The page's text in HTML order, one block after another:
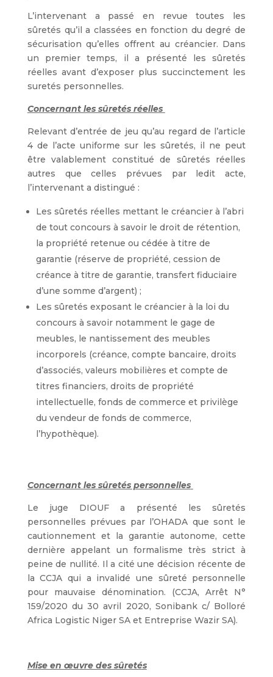
L’intervenant a passé en revue toutes les
sûretés qu’il a classées en fonction du degré de
sécurisation qu’elles offrent au créancier. Dans
un premier temps, il a présenté les sûretés
réelles avant d’exposer plus succinctement les
suretés personnelles.
Concernant les sûretés réelles
Relevant d’entrée de jeu qu’au regard de l’article
4 de l’acte uniforme sur les sûretés, il ne peut
être valablement constitué de sûretés réelles
autres que celles prévues par ledit acte,
l’intervenant a distingué :
Les sûretés réelles mettant le créancier à l’abri
de tout concours à savoir le droit de rétention,
la propriété retenue ou cédée à titre de
garantie (réserve de propriété, cession de
créance à titre de garantie, transfert fiduciaire
d’une somme d’argent) ;
Les sûretés exposant le créancier à la loi du
concours à savoir notamment le gage de
meubles, le nantissement des meubles
incorporels (créance, compte bancaire, droits
d’associés, valeurs mobilières et compte de
titres financiers, droits de propriété
intellectuelle, fonds de commerce et privilège
du vendeur de fonds de commerce,
l’hypothèque).
Concernant les sûretés personnelles
Le juge DIOUF a présenté les sûretés
personnelles prévues par l’OHADA que sont le
cautionnement et la garantie autonome, cette
dernière appelant un formalisme très strict à
peine de nullité. Il a cité une décision récente de
la CCJA qui a invalidé une sûreté personnelle
pour mauvaise dénomination. (CCJA, Arrêt N°
159/2020 du 30 avril 2020, Sonibank c/ Bolloré
Africa Logistic Niger SA et Entreprise Wazir SA).
Mise en œuvre des sûretés